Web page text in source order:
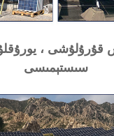
قۇرۇلۇشى ،
سىستېمىسى